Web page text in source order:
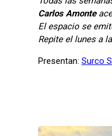
Carlos Amonte
El espacio se
Repite el lunes a
Presentan: Surco